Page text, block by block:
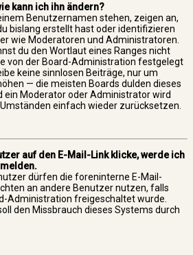
kann ich ihn ändern?
Benutzernamen stehen, zeigen an,
bislang erstellt hast oder identifizieren
wie Moderatoren und Administratoren.
du den Wortlaut eines Ranges nicht
von der Board-Administration festgelegt
keine sinnlosen Beiträge, nur um
— die meisten Boards dulden dieses
ein Moderator oder Administrator wird
einfach wieder zurücksetzen.
auf den E-Mail-Link klicke, werde ich
dürfen die foreninterne E-Mail-
an andere Benutzer nutzen, falls
Administration freigeschaltet wurde.
den Missbrauch dieses Systems durch